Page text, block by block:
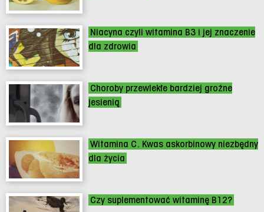
Niacyna czyli witamina B3 i jej znaczenie
dla zdrowia
Choroby przewlekłe bardziej groźne
jesienią
Witamina C. Kwas askorbinowy niezbędny
dla życia
Czy suplementować witaminę B12?